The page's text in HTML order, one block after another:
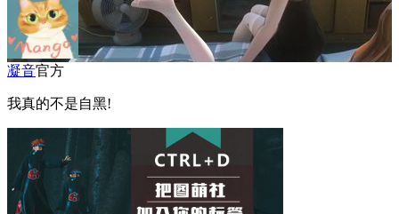
凝音官方
我真的不是自黑!